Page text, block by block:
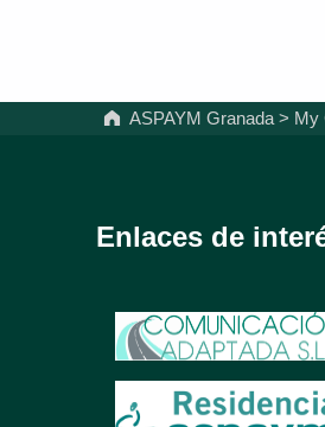
ASPAYM Granada> My
Enlaces de